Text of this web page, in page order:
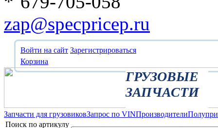
zap@specpricep.ru
Войти на сайт Зарегистрироваться
Корзина
ГРУЗОВЫЕ
ЗАПЧАСТИ
Запчасти для грузовиковЗапрос по VINПроизводители
Поиск по артикулу